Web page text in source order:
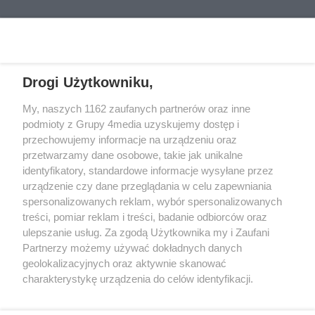
pieniędzy i coraz nowe opłaty. 80-
oszczędności.
REKLAMA
Reklama Kontakt
Informacja o Nadawcy
Drogi Użytkowniku,
My, naszych 1162 zaufanych partnerów oraz inne
podmioty z Grupy 4media uzyskujemy dostęp i
przechowujemy informacje na urządzeniu oraz
przetwarzamy dane osobowe, takie jak unikalne
identyfikatory, standardowe informacje wysyłane przez
urządzenie czy dane przeglądania w celu zapewniania
spersonalizowanych reklam, wybór spersonalizowanych
treści, pomiar reklam i treści, badanie odbiorców oraz
ulepszanie usług. Za zgodą Użytkownika my i Zaufani
Partnerzy możemy używać dokładnych danych
geolokalizacyjnych oraz aktywnie skanować
charakterystykę urządzenia do celów identyfikacji.